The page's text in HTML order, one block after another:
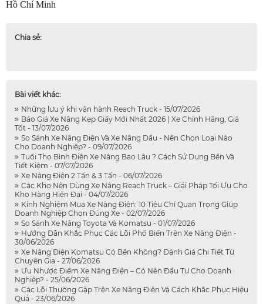
Hồ Chí Minh
Chia sẻ:
Bài viết khác:
Những lưu ý khi vận hành Reach Truck - 15/07/2026
Báo Giá Xe Nâng Kẹp Giấy Mới Nhất 2026 | Xe Chính Hãng, Giá
Tốt - 13/07/2026
So Sánh Xe Nâng Điện Và Xe Nâng Dầu - Nên Chọn Loại Nào
Cho Doanh Nghiệp? - 09/07/2026
Tuổi Thọ Bình Điện Xe Nâng Bao Lâu ? Cách Sử Dụng Bền Và
Tiết Kiệm - 07/07/2026
Xe Nâng Điện 2 Tấn & 3 Tấn - 06/07/2026
Các Kho Nên Dùng Xe Nâng Reach Truck – Giải Pháp Tối Ưu Cho
Kho Hàng Hiện Đại - 04/07/2026
Kinh Nghiệm Mua Xe Nâng Điện: 10 Tiêu Chí Quan Trọng Giúp
Doanh Nghiệp Chọn Đúng Xe - 02/07/2026
So Sánh Xe Nâng Toyota Và Komatsu - 01/07/2026
Hướng Dẫn Khắc Phục Các Lỗi Phổ Biến Trên Xe Nâng Điện -
30/06/2026
Xe Nâng Điện Komatsu Có Bền Không? Đánh Giá Chi Tiết Từ
Chuyên Gia - 27/06/2026
Ưu Nhược Điểm Xe Nâng Điện – Có Nên Đầu Tư Cho Doanh
Nghiệp? - 25/06/2026
Các Lỗi Thường Gặp Trên Xe Nâng Điện Và Cách Khắc Phục Hiệu
Quả - 23/06/2026